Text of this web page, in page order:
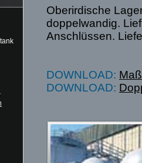
Oberirdische
doppelwandig.
Anschlüssen.
DOWNLOAD:
DOWNLOAD: